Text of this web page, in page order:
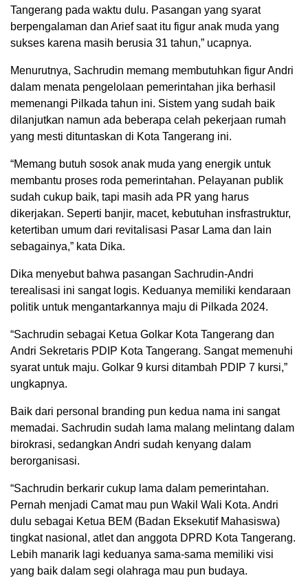
Tangerang pada waktu dulu. Pasangan yang syarat
berpengalaman dan Arief saat itu figur anak muda yang
sukses karena masih berusia 31 tahun,” ucapnya.
Menurutnya, Sachrudin memang membutuhkan figur Andri
dalam menata pengelolaan pemerintahan jika berhasil
memenangi Pilkada tahun ini. Sistem yang sudah baik
dilanjutkan namun ada beberapa celah pekerjaan rumah
yang mesti dituntaskan di Kota Tangerang ini.
“Memang butuh sosok anak muda yang energik untuk
membantu proses roda pemerintahan. Pelayanan publik
sudah cukup baik, tapi masih ada PR yang harus
dikerjakan. Seperti banjir, macet, kebutuhan insfrastruktur,
ketertiban umum dari revitalisasi Pasar Lama dan lain
sebagainya,” kata Dika.
Dika menyebut bahwa pasangan Sachrudin-Andri
terealisasi ini sangat logis. Keduanya memiliki kendaraan
politik untuk mengantarkannya maju di Pilkada 2024.
“Sachrudin sebagai Ketua Golkar Kota Tangerang dan
Andri Sekretaris PDIP Kota Tangerang. Sangat memenuhi
syarat untuk maju. Golkar 9 kursi ditambah PDIP 7 kursi,”
ungkapnya.
Baik dari personal branding pun kedua nama ini sangat
memadai. Sachrudin sudah lama malang melintang dalam
birokrasi, sedangkan Andri sudah kenyang dalam
berorganisasi.
“Sachrudin berkarir cukup lama dalam pemerintahan.
Pernah menjadi Camat mau pun Wakil Wali Kota. Andri
dulu sebagai Ketua BEM (Badan Eksekutif Mahasiswa)
tingkat nasional, atlet dan anggota DPRD Kota Tangerang.
Lebih manarik lagi keduanya sama-sama memiliki visi
yang baik dalam segi olahraga mau pun budaya.